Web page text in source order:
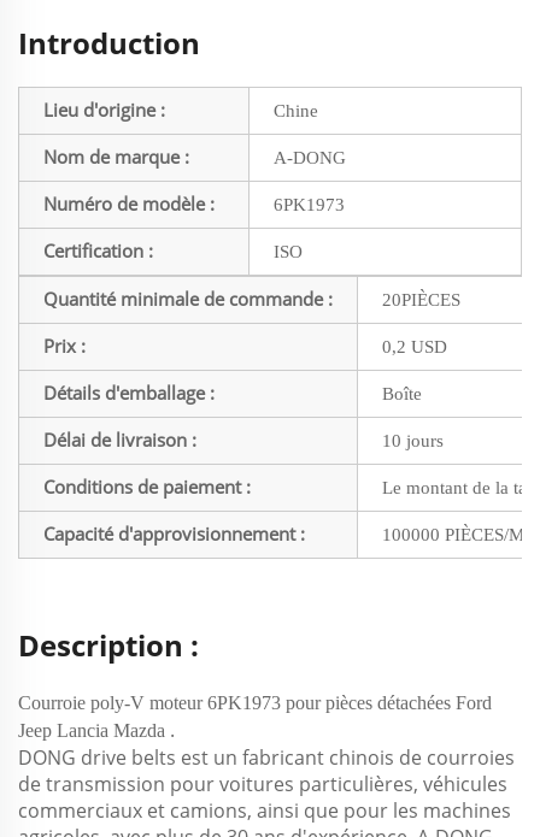
Introduction
Lieu d'origine : Chine
Nom de marque : A-DONG
Numéro de modèle : 6PK1973
Certification : ISO
Quantité minimale de commande : 20PIÈCES
Prix : 0,2 USD
Détails d'emballage : Boîte
Délai de livraison : 10 jours
Conditions de paiement : Le montant de la
Capacité d'approvisionnement : 100000 PIÈCES/
Description :
Courroie poly-V moteur 6PK1973 pour pièces détachées Ford
Jeep Lancia Mazda .
DONG drive belts est un fabricant chinois de courroies
de transmission pour voitures particulières, véhicules
commerciaux et camions, ainsi que pour les machines